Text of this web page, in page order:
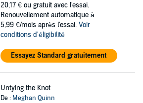
20,17 € ou gratuit avec l'essai.
Renouvellement automatique à
5,99 €/mois après l'essai. Voir
conditions d'éligibilité
Essayez Standard gratuitement
Untying the Knot
De : Meghan Quinn